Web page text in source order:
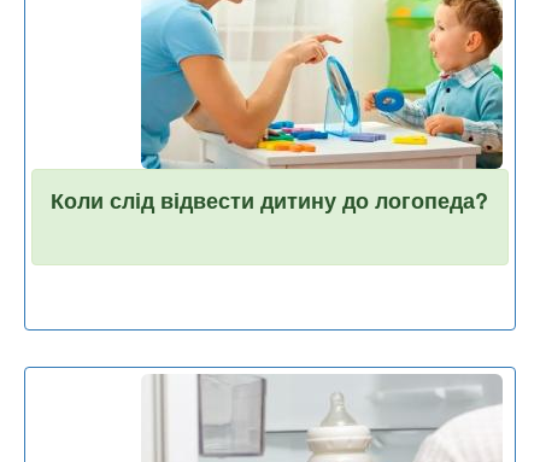
Коли слід відвести дитину до логопеда?